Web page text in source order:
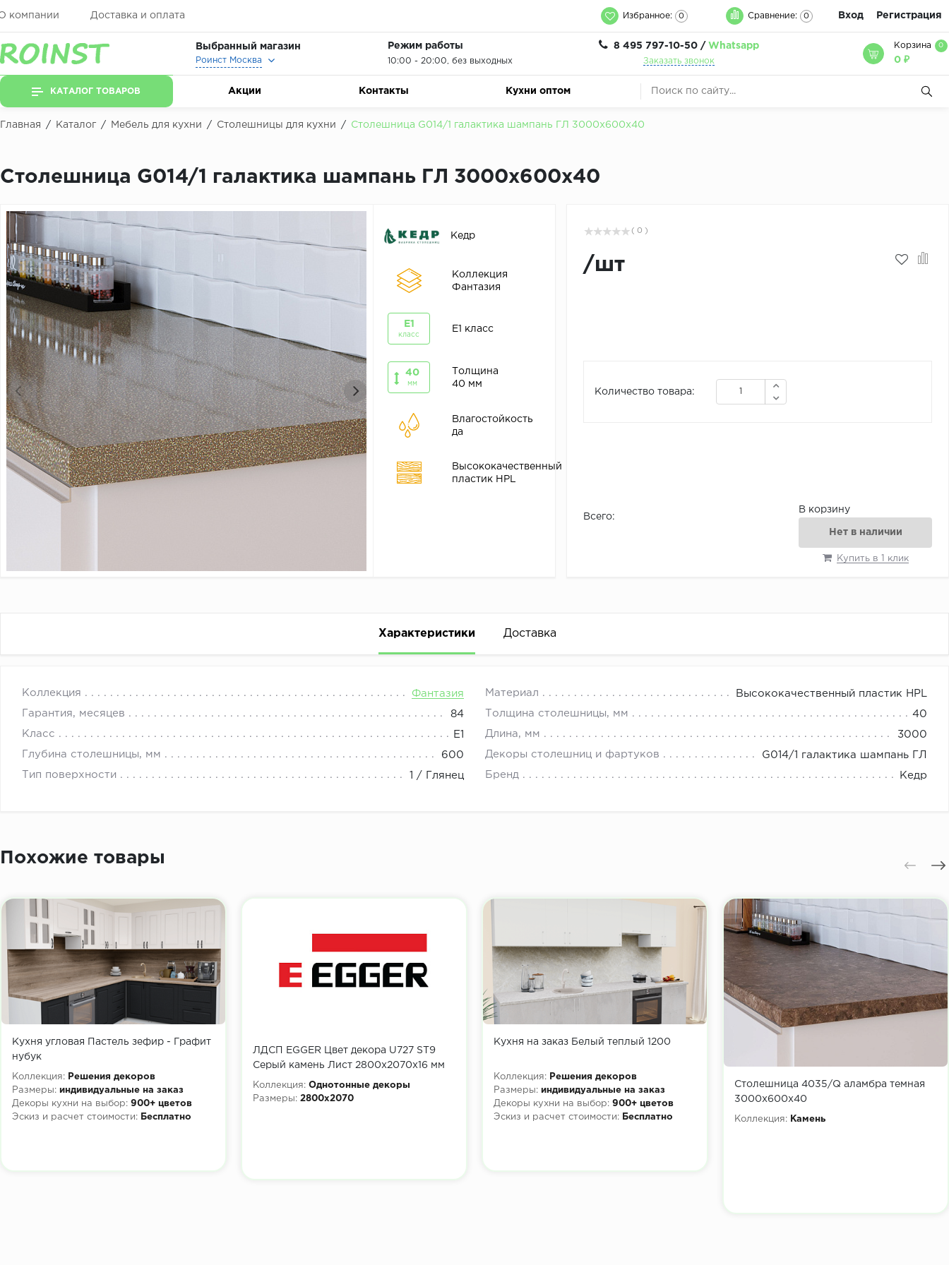
компании Доставка и оплата Избранное: 0 Сравнение: 0 Вход Регистрация
Выбранный магазин
Роинст Москва
Режим работы
10:00 - 20:00, без выходных
8 495 797-10-50 / Whatsapp
Заказать звонок
Корзина 0
0 ₽
КАТАЛОГ ТОВАРОВ Акции Контакты Кухни оптом
Главная / Каталог / Мебель для кухни / Столешницы для кухни / Столешница G014/1 галактика шампань ГЛ 3000х600х40
Столешница G014/1 галактика шампань ГЛ 3000х600х40
Кедр
Коллекция
Фантазия
E1
класс
E1 класс
40
мм
Толщина
40 мм
Влагостойкость
да
Высококачественный
пластик HPL
( 0 )
/шт
Количество товара:
Всего:
В корзину
Нет в наличии
Купить в 1 клик
Характеристики Доставка
Коллекция Фантазия Материал Высококачественный пластик HPL
Гарантия, месяцев 84 Толщина столешницы, мм 40
Класс E1 Длина, мм 3000
Глубина столешницы, мм 600 Декоры столешниц и фартуков G014/1 галактика шампань ГЛ
Тип поверхности 1 / Глянец Бренд Кедр
Похожие товары
Кухня угловая Пастель зефир - Графит
нубук
Коллекция:
Решения декоров
Размеры: индивидуальные на заказ
Декоры кухни на выбор: 900+ цветов
Эскиз и расчет стоимости:
Бесплатно
ЛДСП EGGER Цвет декора U727 ST9
Серый камень Лист 2800x2070х16 мм
Коллекция: Однотонные декоры
Размеры: 2800x2070
Кухня на заказ Белый теплый 1200
Коллекция:
Решения декоров
Размеры: индивидуальные на заказ
Декоры кухни на выбор: 900+ цветов
Эскиз и расчет стоимости:
Бесплатно
Столешница 4035/Q аламбра темная
3000х600х40
Коллекция: Камень